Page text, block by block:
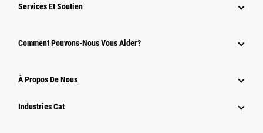
Services Et Soutien
Comment Pouvons-Nous Vous Aider?
À Propos De Nous
Industries Cat